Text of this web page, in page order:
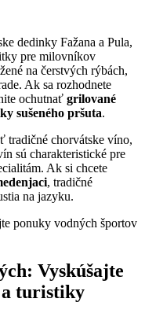
dedinky Fažana a Pula,
pre milovníkov
na čerstvých rýbách,
Ak sa rozhodnete
ochutnať grilované
sušeného pršuta.
tradičné chorvátske víno,
sú charakteristické pre
Ak si chcete
, tradičné
na jazyku.
Vyskúšajte
a turistiky